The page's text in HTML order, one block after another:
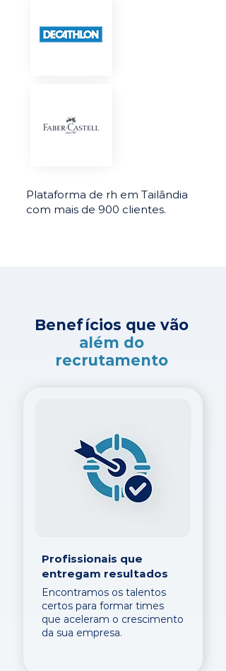
Plataforma de rh em Tailândia
com mais de 900 clientes.
Benefícios que vão
além do
recrutamento
Profissionais que
entregam resultados
Encontramos os talentos
certos para formar times
que aceleram o crescimento
da sua empresa.